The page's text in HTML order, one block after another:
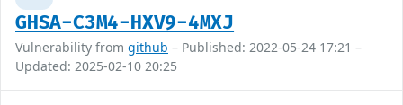
GHSA-C3M4-HXV9-4MXJ
Vulnerability from github – Published: 2022-05-24 17:21 –
Updated: 2025-02-10 20:25